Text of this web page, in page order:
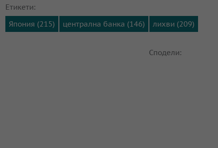
Етикети:
Япония (215)
централна банка (146) лихви (209)
Сподели: